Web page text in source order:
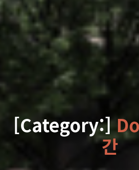
[Category:]
간